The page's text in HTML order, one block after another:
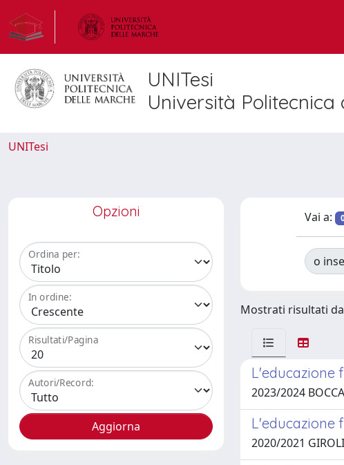
UNITesi
Università Politecnica
UNITesi
Opzioni
Ordina per:
In ordine:
Risultati/Pagina
Autori/Record:
Vai a:
o
Mostrati risultati da
L'educazione
2023/2024
L'educazione
2020/2021